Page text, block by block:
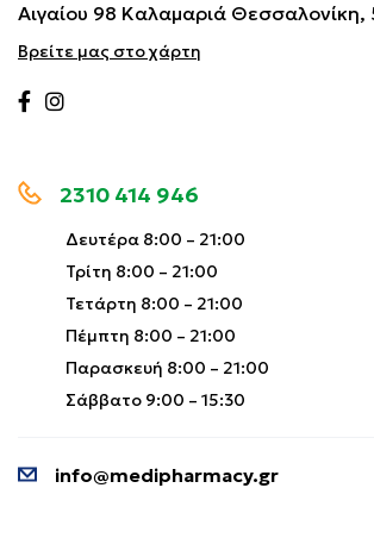
Αιγαίου 98 Καλαμαριά Θεσσαλονίκη,
Βρείτε μας στο χάρτη
2310 414 946
Δευτέρα 8:00 – 21:00
Τρίτη 8:00 – 21:00
Τετάρτη 8:00 – 21:00
Πέμπτη 8:00 – 21:00
Παρασκευή 8:00 – 21:00
Σάββατο 9:00 – 15:30
info@medipharmacy.gr